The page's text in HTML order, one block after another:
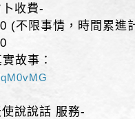
收費-
(不限事情，時間累進
故事：
說說話 服務-